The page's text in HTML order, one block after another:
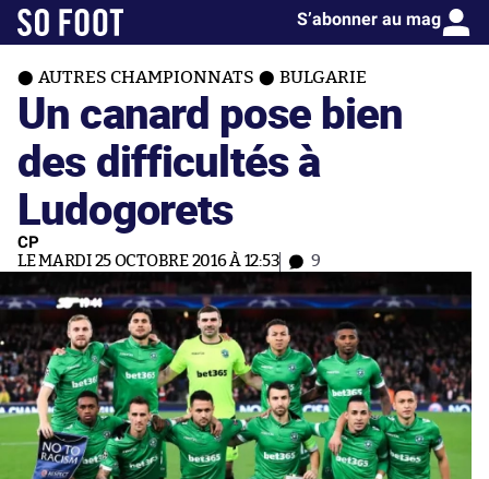
S’abonner au mag
AUTRES CHAMPIONNATS BULGARIE
Un canard pose bien
des difficultés à
Ludogorets
CP
LE MARDI 25 OCTOBRE 2016 À 12:53 9